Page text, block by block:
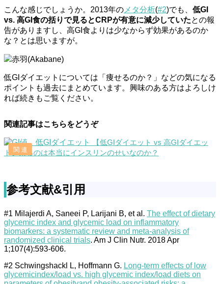
こんな感じでしょうか。2013年の メタ分析(#2)でも、 低GI
vs. 高GI食の括りで見るとCRPが有意に減少していたとの報
告がありますし、高GI食よりは少なからず効果があるのか
な？とは思いますが。
赤羽(Akabane)
低GIダイエットについては「痩せるのか？」などの気になる
ポイントも過去にまとめています。興味のある方はよろしけ
れば続きもご覧ください。
関連記事はこちらをどうぞ
【低GIダイエット vs 高GIダイエッ
ト】太るのは本当にインスリンのせいなのか？
参考文献&引用
#1 Milajerdi A, Saneei P, Larijani B, et al. The effect of dietary
glycemic index and glycemic load on inflammatory
biomarkers: a systematic review and meta-analysis of
randomized clinical trials. Am J Clin Nutr. 2018 Apr
1;107(4):593-606.
#2 Schwingshackl L, Hoffmann G. Long-term effects of low
glycemicindex/load vs. high glycemic index/load diets on